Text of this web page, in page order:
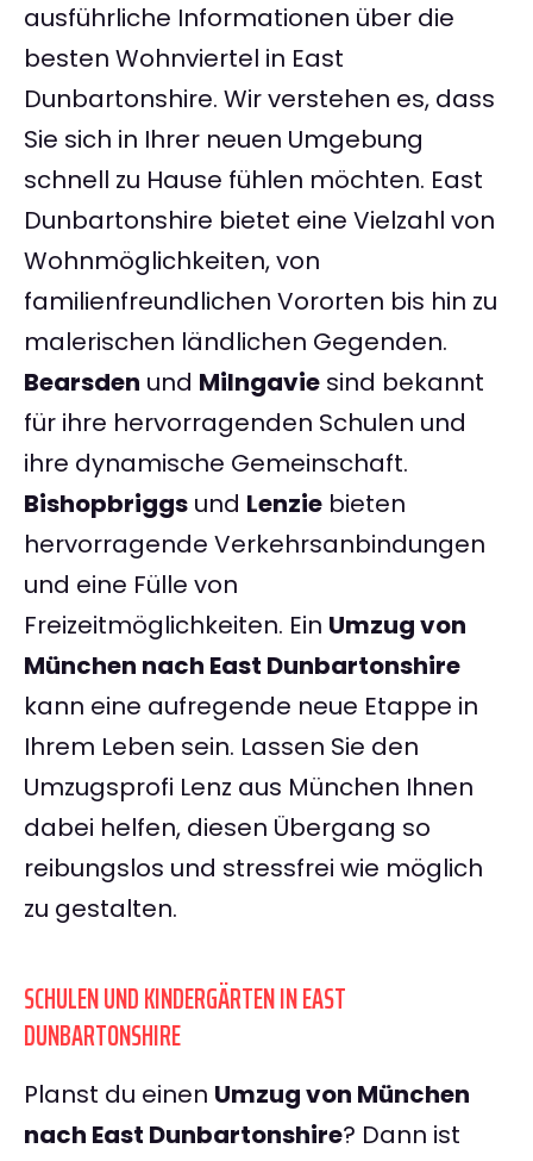
ausführliche Informationen über die
besten Wohnviertel in East
Dunbartonshire. Wir verstehen es, dass
Sie sich in Ihrer neuen Umgebung
schnell zu Hause fühlen möchten. East
Dunbartonshire bietet eine Vielzahl von
Wohnmöglichkeiten, von
familienfreundlichen Vororten bis hin zu
malerischen ländlichen Gegenden.
Bearsden und Milngavie sind bekannt
für ihre hervorragenden Schulen und
ihre dynamische Gemeinschaft.
Bishopbriggs und Lenzie bieten
hervorragende Verkehrsanbindungen
und eine Fülle von
Freizeitmöglichkeiten. Ein Umzug von
München nach East Dunbartonshire
kann eine aufregende neue Etappe in
Ihrem Leben sein. Lassen Sie den
Umzugsprofi Lenz aus München Ihnen
dabei helfen, diesen Übergang so
reibungslos und stressfrei wie möglich
zu gestalten.
SCHULEN UND KINDERGÄRTEN IN EAST
DUNBARTONSHIRE
Planst du einen Umzug von München
nach East Dunbartonshire? Dann ist